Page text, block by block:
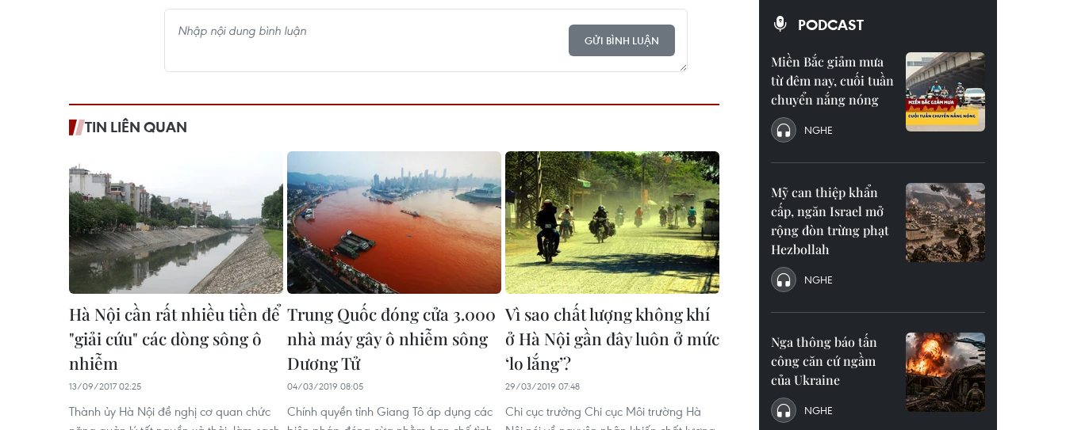
GỬI BÌNH LUẬN
TIN LIÊN QUAN
Hà Nội cần rất nhiều tiền để
"giải cứu" các dòng sông ô
nhiễm
13/09/2017 02:25
Thành ủy Hà Nội đề nghị cơ quan chức
Trung Quốc đóng cửa 3.000
nhà máy gây ô nhiễm sông
Dương Tử
04/03/2019 08:05
Chính quyền tỉnh Giang Tô áp dụng các
Vì sao chất lượng không khí
ở Hà Nội gần đây luôn ở mức
‘lo lắng’?
29/03/2019 07:48
Chi cục trưởng Chi cục Môi trường Hà
PODCAST
Miền Bắc giảm mưa
từ đêm nay, cuối tuần
chuyển nắng nóng
NGHE
Mỹ can thiệp khẩn
cấp, ngăn Israel mở
rộng đòn trừng phạt
Hezbollah
NGHE
Nga thông báo tấn
công căn cứ ngầm
của Ukraine
NGHE